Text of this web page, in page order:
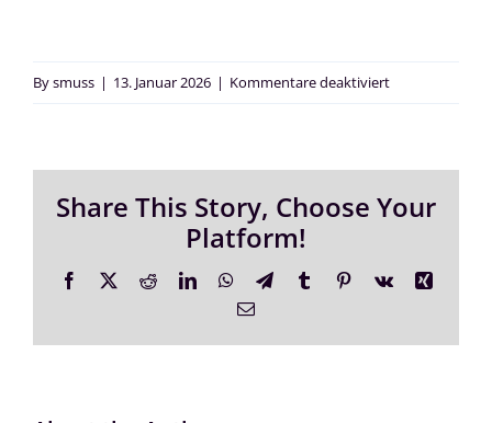
Bysmuss | 13. Januar 2026 | Kommentare deaktiviertfür
wie
kann
erreichen?
Share This Story, Choose Your
Platform!
Facebook
X RedditLinkedInWhatsApp
TelegramTumblrPinterest
Vk
Xing
Email